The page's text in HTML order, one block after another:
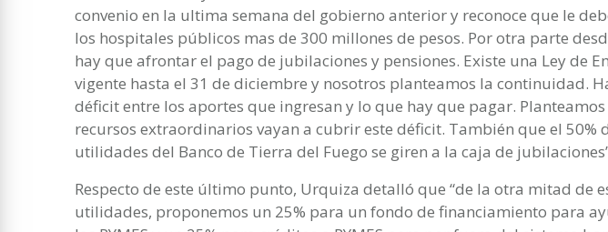
convenio en la ultima semana del gobierno anterior y reconoce que le
los hospitales públicos mas de 300 millones de pesos. Por otra parte
hay que afrontar el pago de jubilaciones y pensiones. Existe una Ley de
vigente hasta el 31 de diciembre y nosotros planteamos la continuidad.
déficit entre los aportes que ingresan y lo que hay que pagar.
recursos extraordinarios vayan a cubrir este déficit. También que el 50%
utilidades del Banco de Tierra del Fuego se giren a la caja de
Respecto de este último punto, Urquiza detalló que “de la otra mitad de
utilidades, proponemos un 25% para un fondo de financiamiento para